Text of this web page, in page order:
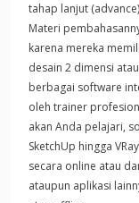
tahap lanjut
Materi
karena mereka
desain 2 dimensi
berbagai software
oleh trainer
akan Anda pelajari,
SketchUp hingga
secara online atau
ataupun aplikasi